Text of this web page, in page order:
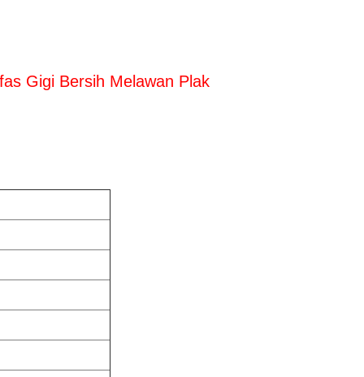
Gigi Bersih Melawan Plak